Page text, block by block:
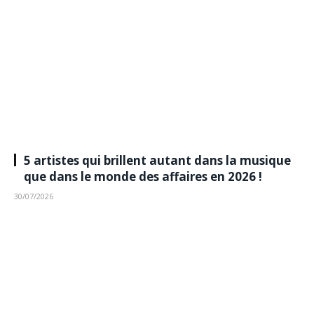
5 artistes qui brillent autant dans la musique
que dans le monde des affaires en 2026 !
30/07/2026